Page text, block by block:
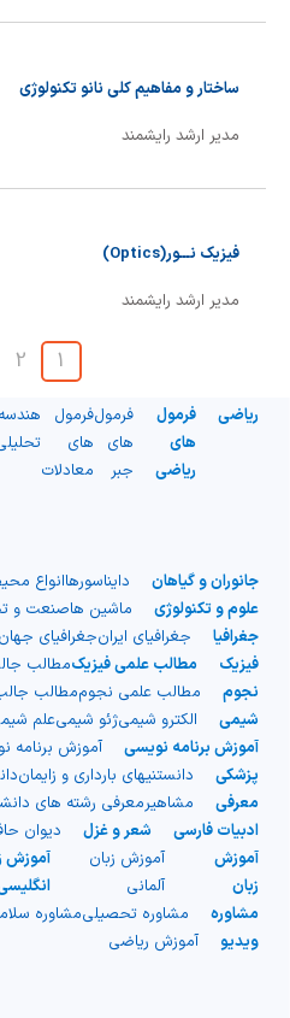
ساختار و مفاهیم كلی نانو تكنولوژی
مدیر ارشد رایشمند
فیزیك نـــور(Optics)
مدیر ارشد رایشمند
1
2
ریاضی
فرمول
های
ریاضی
فرمول
های
جبر
فرمول
های
معادلات
هندسه
جانوران و گیاهان دایناسورهاانواع
علوم و تکنولوژی
ماشین هاصنعت و
جغرافیا
جغرافیای ایرانجغرافیای جهان
فیزیک
مطالب علمی فیزیکمطالب
نجوم
مطالب علمی نجوممطالب
شیمی
الکترو شیمیژئو شیمیعلم
آموزش برنامه نویسی
آموزش برنامه
پزشکی
دانستنیهای بارداری و زایمان
معرفی
مشاهیرمعرفی رشته های
ادبیات فارسی
شعر و غزل
دیوان
آموزش
زبان
آموزش زبان
آلمانی
آموزش
مشاوره
مشاوره تحصیلیمشاوره
ویدیو
آموزش ریاضی